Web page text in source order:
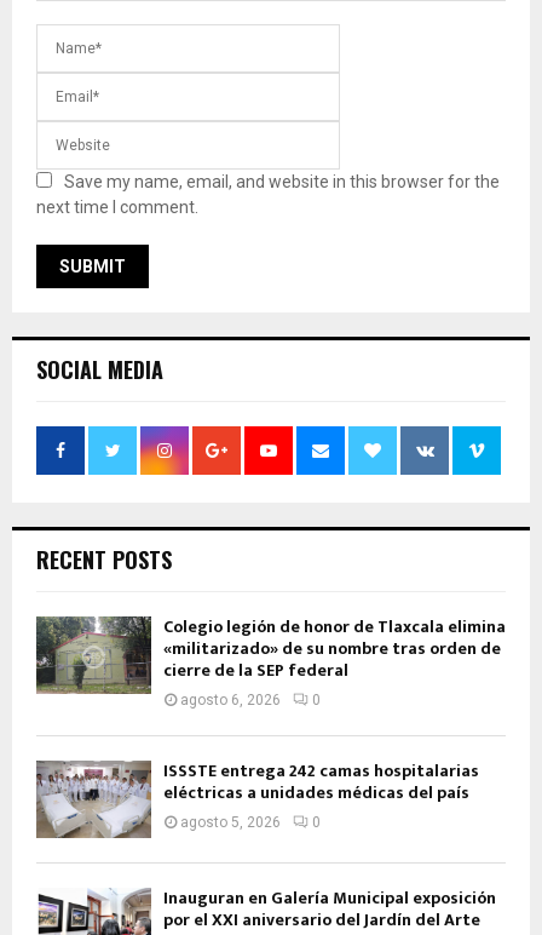
Save my name, email, and website in this browser for the
next time I comment.
SOCIAL MEDIA
RECENT POSTS
Colegio legión de honor de Tlaxcala elimina
«militarizado» de su nombre tras orden de
cierre de la SEP federal
agosto 6, 2026 0
ISSSTE entrega 242 camas hospitalarias
eléctricas a unidades médicas del país
agosto 5, 2026 0
Inauguran en Galería Municipal exposición
por el XXI aniversario del Jardín del Arte